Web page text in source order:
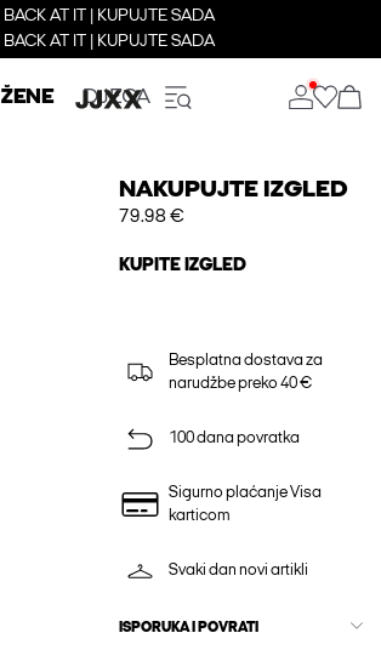
BACK AT IT | KUPUJTE SADA
BACK AT IT | KUPUJTE SADA
ŽENE DJECA
NAKUPUJTE IZGLED
79.98 €
KUPITE IZGLED
Besplatna dostava za
narudžbe preko 40 €
100 dana povratka
Sigurno plaćanje Visa
karticom
Svaki dan novi artikli
ISPORUKA I POVRATI